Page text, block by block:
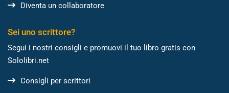
Diventa un collaboratore
Sei uno scrittore?
Segui i nostri consigli e promuovi il tuo libro gratis con
Sololibri.net
Consigli per scrittori